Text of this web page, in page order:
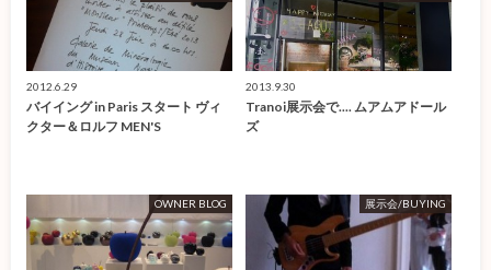
2012.6.29
バイイング in Paris スタート ヴィ
クター＆ロルフ MEN'S
2013.9.30
Tranoi展示会で.... ムアムアドール
ズ
OWNER BLOG 展示会/BUYING